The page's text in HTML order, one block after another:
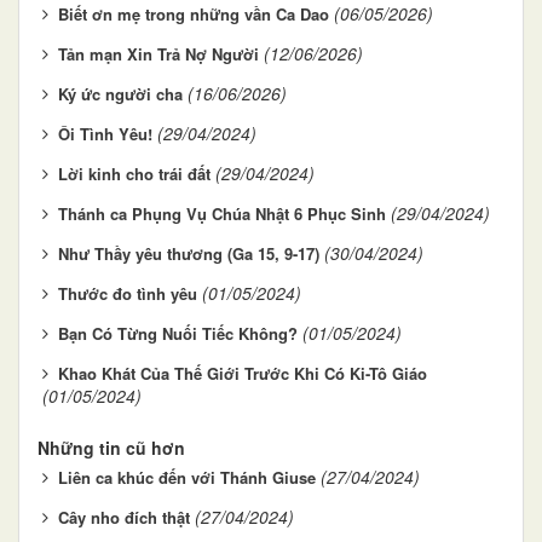
Biết ơn mẹ trong những vần Ca Dao (06/05/2026)
Tản mạn Xin Trả Nợ Người (12/06/2026)
Ký ức người cha (16/06/2026)
Ôi Tình Yêu! (29/04/2024)
Lời kinh cho trái đất (29/04/2024)
Thánh ca Phụng Vụ Chúa Nhật 6 Phục Sinh (29/04/2024)
Như Thầy yêu thương (Ga 15, 9-17) (30/04/2024)
Thước đo tình yêu (01/05/2024)
Bạn Có Từng Nuối Tiếc Không? (01/05/2024)
Khao Khát Của Thế Giới Trước Khi Có Ki-Tô Giáo
(01/05/2024)
Những tin cũ hơn
Liên ca khúc đến với Thánh Giuse (27/04/2024)
Cây nho đích thật (27/04/2024)